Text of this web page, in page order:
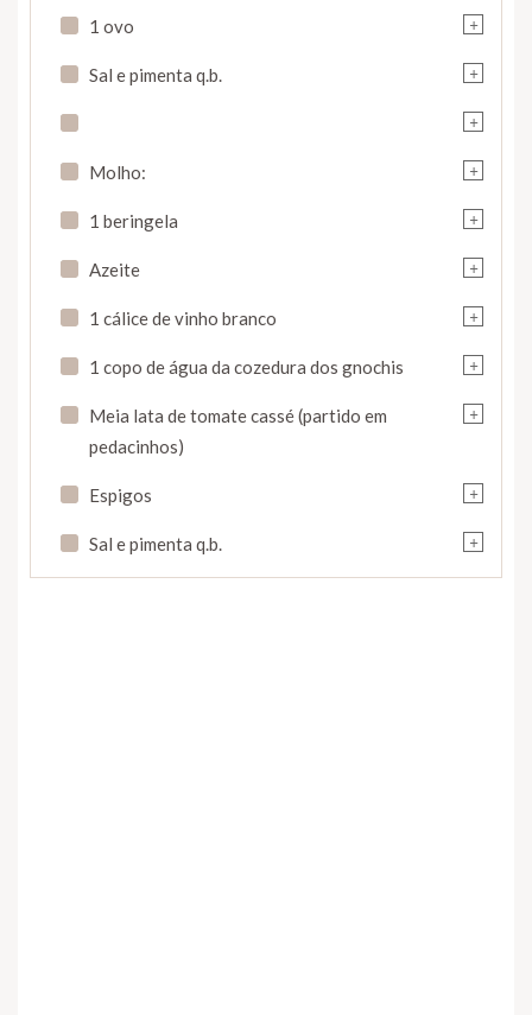
+
1 ovo
+
Sal e pimenta q.b.
+
+
Molho:
+
1 beringela
+
Azeite
+
1 cálice de vinho branco
+
1 copo de água da cozedura dos gnochis
+
Meia lata de tomate cassé (partido em
pedacinhos)
+
Espigos
+
Sal e pimenta q.b.